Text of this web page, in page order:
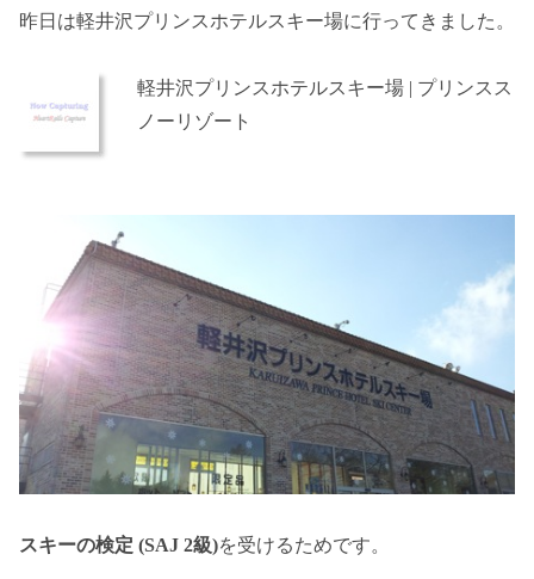
昨日は軽井沢プリンスホテルスキー場に行ってきました。
軽井沢プリンスホテルスキー場 | プリンスス
ノーリゾート
スキーの検定 (SAJ 2級)を受けるためです。